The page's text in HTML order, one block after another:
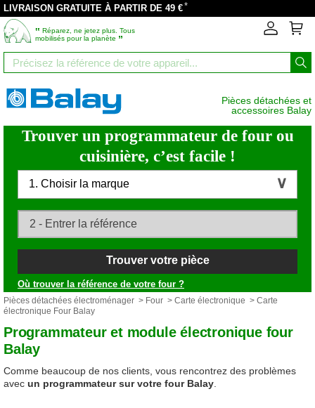
LIVRAISON GRATUITE À PARTIR DE 49 €*
‟ Réparez, ne jetez plus. Tous
mobilisés pour la planète ”
Pièces détachées et
accessoires Balay
Trouver un programmateur de four ou
cuisinière, c’est facile !
1. Choisir la marque
Trouver votre pièce
Où trouver la référence de votre four ?
Pièces détachées électroménager > Four > Carte électronique > Carte
électronique Four Balay
Programmateur et module électronique four
Balay
Comme beaucoup de nos clients, vous rencontrez des problèmes
avec un programmateur sur votre four Balay